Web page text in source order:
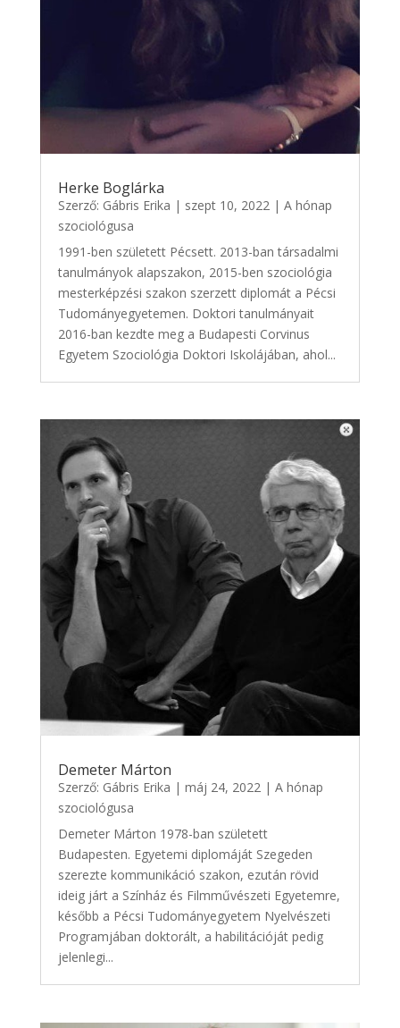
Herke Boglárka
Szerző: Gábris Erika | szept 10, 2022 | A hónap
szociológusa
1991-ben született Pécsett. 2013-ban társadalmi
tanulmányok alapszakon, 2015-ben szociológia
mesterképzési szakon szerzett diplomát a Pécsi
Tudományegyetemen. Doktori tanulmányait
2016-ban kezdte meg a Budapesti Corvinus
Egyetem Szociológia Doktori Iskolájában, ahol...
Demeter Márton
Szerző: Gábris Erika | máj 24, 2022| A hónap
szociológusa
Demeter Márton 1978-ban született
Budapesten. Egyetemi diplomáját Szegeden
szerezte kommunikáció szakon, ezután rövid
ideig járt a Színház és Filmművészeti Egyetemre,
később a Pécsi Tudományegyetem Nyelvészeti
Programjában doktorált, a habilitációját pedig
jelenlegi...